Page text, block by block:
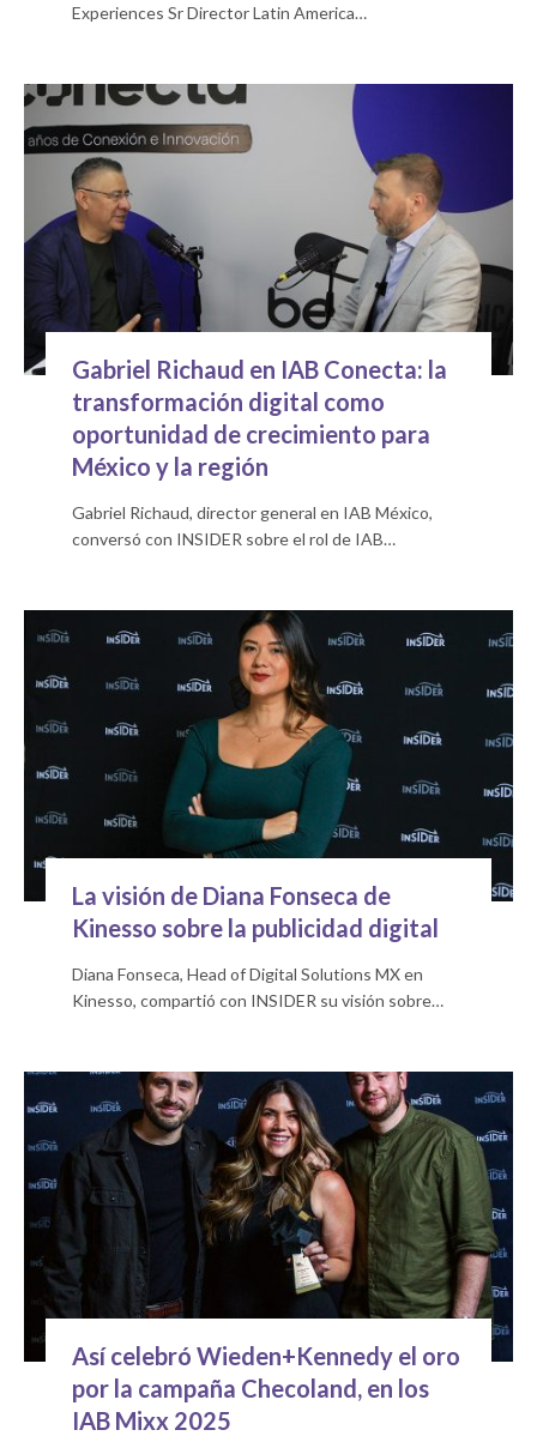
Experiences Sr Director Latin America…
Gabriel Richaud en IAB Conecta: la
transformación digital como
oportunidad de crecimiento para
México y la región
Gabriel Richaud, director general en IAB México,
conversó con INSIDER sobre el rol de IAB…
La visión de Diana Fonseca de
Kinesso sobre la publicidad digital
Diana Fonseca, Head of Digital Solutions MX en
Kinesso, compartió con INSIDER su visión sobre…
Así celebró Wieden+Kennedy el oro
por la campaña Checoland, en los
IAB Mixx 2025